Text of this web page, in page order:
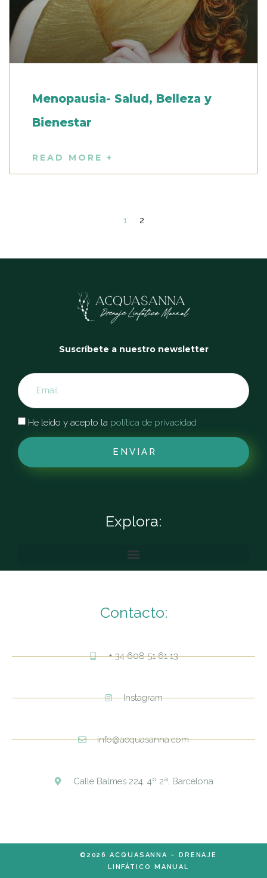
Menopausia- Salud, Belleza y
Bienestar
READ MORE +
1 2
Suscríbete a nuestro newsletter
He leído y acepto la política de privacidad
ENVIAR
Explora:
Contacto:
+ 34 608 51 61 13
Instagram
info@acquasanna.com
Calle Balmes 224, 4º 2ª, Barcelona
©2026 ACQUASANNA – DRENAJE
LINFÁTICO MANUAL